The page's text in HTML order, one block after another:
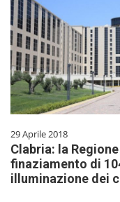
29 Aprile 2018
Clabria: la
finaziamento di
illuminazione dei